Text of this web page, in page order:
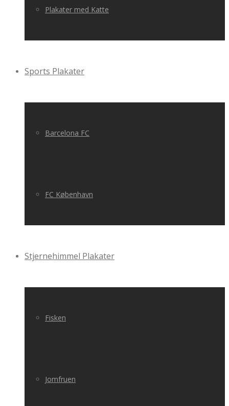
Plakater med Katte
Sports Plakater
Barcelona FC
FC København
Stjernehimmel Plakater
Fisken
Jomfruen